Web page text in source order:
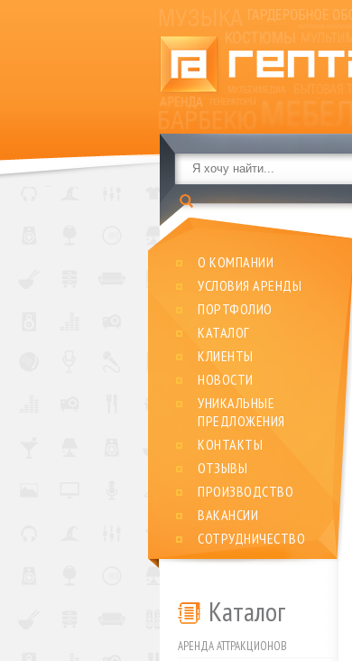
О КОМПАНИИ
УСЛОВИЯ АРЕНДЫ
ПОРТФОЛИО
КАТАЛОГ
КЛИЕНТЫ
НОВОСТИ
УНИКАЛЬНЫЕ
ПРЕДЛОЖЕНИЯ
КОНТАКТЫ
ОТЗЫВЫ
ПРОИЗВОДСТВО
ВАКАНСИИ
СОТРУДНИЧЕСТВО
Каталог
АРЕНДА АТТРАКЦИОНОВ